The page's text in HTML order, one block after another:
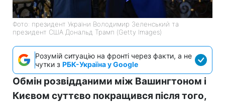
Фото: президент України Володимир Зеленський та
президент США Дональд Трамп (Getty Images)
Розумій ситуацію на фронті через факти, а не
чутки з РБК-Україна у Google
Обмін розвідданими між Вашингтоном і
Києвом суттєво покращився після того,